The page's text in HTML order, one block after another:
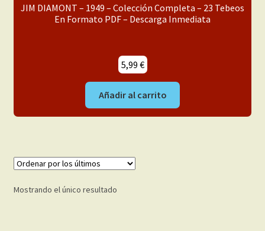
JIM DIAMONT – 1949 – Colección Completa – 23 Tebeos
En Formato PDF – Descarga Inmediata
5,99 €
Añadir al carrito
Mostrando el único resultado